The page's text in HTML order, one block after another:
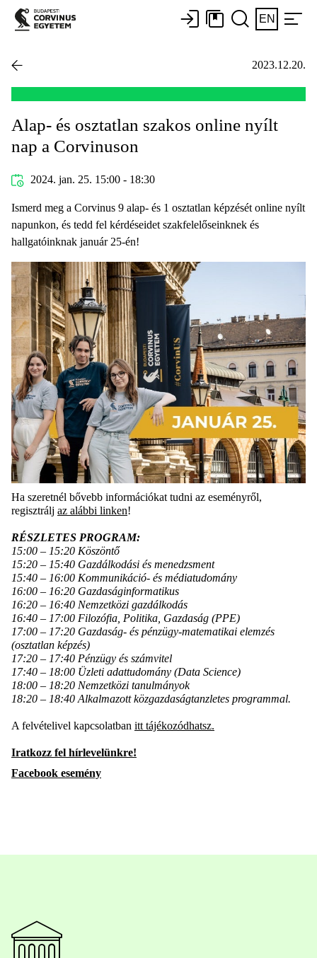
EN
2023.12.20.
Alap- és osztatlan szakos online nyílt
nap a Corvinuson
2024. jan. 25. 15:00 - 18:30
Ismerd meg a Corvinus 9 alap- és 1 osztatlan képzését online nyílt
napunkon, és tedd fel kérdéseidet szakfelelőseinknek és
hallgatóinknak január 25-én!
Ha szeretnél bővebb információkat tudni az eseményről,
regisztrálj az alábbi linken!
RÉSZLETES PROGRAM:
15:00 – 15:20 Köszöntő
15:20 – 15:40 Gazdálkodási és menedzsment
15:40 – 16:00 Kommunikáció- és médiatudomány
16:00 – 16:20 Gazdaságinformatikus
16:20 – 16:40 Nemzetközi gazdálkodás
16:40 – 17:00 Filozófia, Politika, Gazdaság (PPE)
17:00 – 17:20 Gazdaság- és pénzügy-matematikai elemzés
(osztatlan képzés)
17:20 – 17:40 Pénzügy és számvitel
17:40 – 18:00 Üzleti adattudomány (Data Science)
18:00 – 18:20 Nemzetközi tanulmányok
18:20 – 18:40 Alkalmazott közgazdaságtanzletes programmal.
A felvételivel kapcsolatban itt tájékozódhatsz.
Iratkozz fel hírlevelünkre!
Facebook esemény